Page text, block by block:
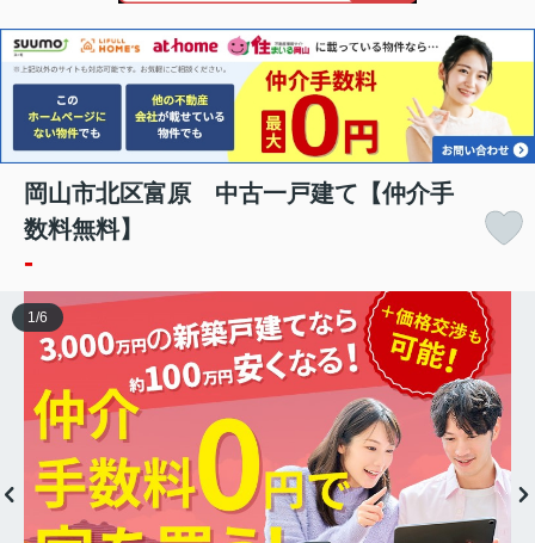
岡山市北区富原 中古一戸建て【仲介手
数料無料】
-
1/6